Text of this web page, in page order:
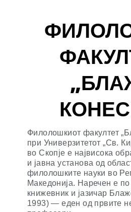
Филолошкиот факултет
при Универзитетот „Св.
во Скопје е највисока
и јавна установа од
филолошките науки во
Македонија. Наречен е по
книжевник и јазичар
1993) — еден од првите